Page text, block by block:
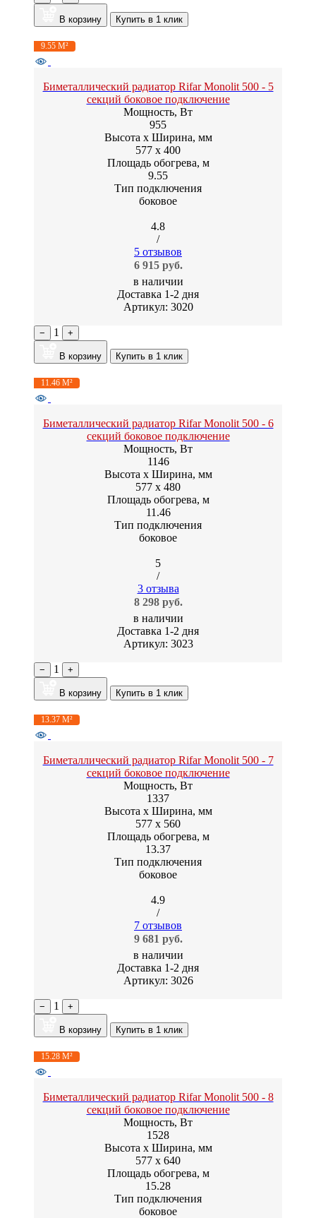
В корзину Купить в 1 клик
9.55 М²
Биметаллический радиатор Rifar Monolit 500 - 5
секций боковое подключение
Мощность, Вт
955
Высота x Ширина, мм
577 x 400
Площадь обогрева, м
9.55
Тип подключения
боковое
4.8
/
5 отзывов
6 915 руб.
в наличии
Доставка 1-2 дня
Артикул: 3020
− 1 +
В корзину Купить в 1 клик
11.46 М²
Биметаллический радиатор Rifar Monolit 500 - 6
секций боковое подключение
Мощность, Вт
1146
Высота x Ширина, мм
577 x 480
Площадь обогрева, м
11.46
Тип подключения
боковое
5
/
3 отзыва
8 298 руб.
в наличии
Доставка 1-2 дня
Артикул: 3023
− 1 +
В корзину Купить в 1 клик
13.37 М²
Биметаллический радиатор Rifar Monolit 500 - 7
секций боковое подключение
Мощность, Вт
1337
Высота x Ширина, мм
577 x 560
Площадь обогрева, м
13.37
Тип подключения
боковое
4.9
/
7 отзывов
9 681 руб.
в наличии
Доставка 1-2 дня
Артикул: 3026
− 1 +
В корзину Купить в 1 клик
15.28 М²
Биметаллический радиатор Rifar Monolit 500 - 8
секций боковое подключение
Мощность, Вт
1528
Высота x Ширина, мм
577 x 640
Площадь обогрева, м
15.28
Тип подключения
боковое